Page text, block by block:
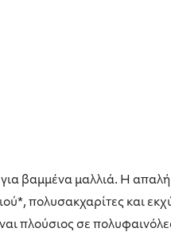
βαμμένα μαλλιά. Η
πολυσακχαρίτες και
πλούσιος σε